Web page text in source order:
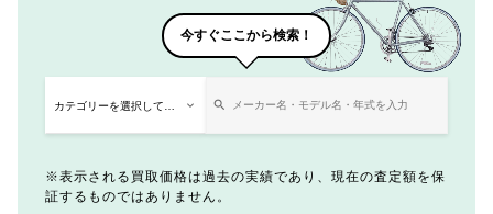
今すぐここから検索！
表示される買取価格は過去の実績であり、現在の査定額を保
証するものではありません。